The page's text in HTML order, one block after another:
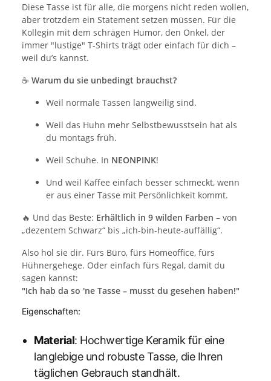
Diese Tasse ist für alle, die morgens nicht reden wollen,
aber trotzdem ein Statement setzen müssen. Für die
Kollegin mit dem schrägen Humor, den Onkel, der
immer "lustige" T-Shirts trägt oder einfach für dich –
weil du’s kannst.
☕ Warum du sie unbedingt brauchst?
Weil normale Tassen langweilig sind.
Weil das Huhn mehr Selbstbewusstsein hat als
du montags früh.
Weil Schuhe. In NEONPINK!
Und weil Kaffee einfach besser schmeckt, wenn
er aus einer Tasse mit Persönlichkeit kommt.
🔥 Und das Beste: Erhältlich in 9 wilden Farben – von
„dezentem Schwarz“ bis „ich-bin-heute-auffällig“.
Also hol sie dir. Fürs Büro, fürs Homeoffice, fürs
Hühnergehege. Oder einfach fürs Regal, damit du
sagen kannst:
"Ich hab da so 'ne Tasse – musst du gesehen haben!"
Eigenschaften:
Material: Hochwertige Keramik für eine
langlebige und robuste Tasse, die Ihren
täglichen Gebrauch standhält.